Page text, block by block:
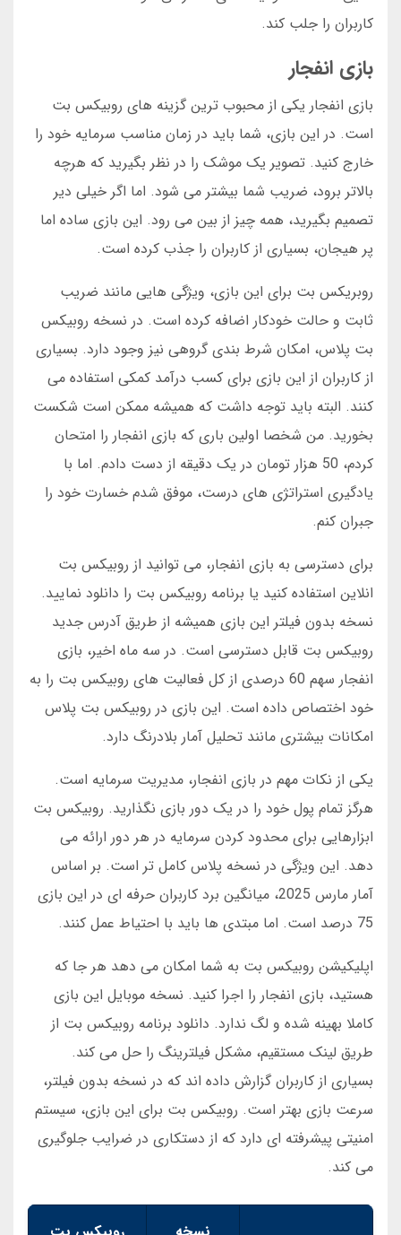
کاربران را جلب کند.
بازی انفجار
بازی انفجار یکی از محبوب ترین گزینه های روبیکس بت
است. در این بازی، شما باید در زمان مناسب سرمایه خود را
خارج کنید. تصویر یک موشک را در نظر بگیرید که هرچه
بالاتر برود، ضریب شما بیشتر می شود. اما اگر خیلی دیر
تصمیم بگیرید، همه چیز از بین می رود. این بازی ساده اما
پر هیجان، بسیاری از کاربران را جذب کرده است.
روبریکس بت برای این بازی، ویژگی هایی مانند ضریب
ثابت و حالت خودکار اضافه کرده است. در نسخه روبیکس
بت پلاس، امکان شرط بندی گروهی نیز وجود دارد. بسیاری
از کاربران از این بازی برای کسب درآمد کمکی استفاده می
کنند. البته باید توجه داشت که همیشه ممکن است شکست
بخورید. من شخصا اولین باری که بازی انفجار را امتحان
کردم، 50 هزار تومان در یک دقیقه از دست دادم. اما با
یادگیری استراتژی های درست، موفق شدم خسارت خود را
جبران کنم.
برای دسترسی به بازی انفجار، می توانید از روبیکس بت
انلاین استفاده کنید یا برنامه روبیکس بت را دانلود نمایید.
نسخه بدون فیلتر این بازی همیشه از طریق آدرس جدید
روبیکس بت قابل دسترسی است. در سه ماه اخیر، بازی
انفجار سهم 60 درصدی از کل فعالیت های روبیکس بت را به
خود اختصاص داده است. این بازی در روبیکس بت پلاس
امکانات بیشتری مانند تحلیل آمار بلادرنگ دارد.
یکی از نکات مهم در بازی انفجار، مدیریت سرمایه است.
هرگز تمام پول خود را در یک دور بازی نگذارید. روبیکس بت
ابزارهایی برای محدود کردن سرمایه در هر دور ارائه می
دهد. این ویژگی در نسخه پلاس کامل تر است. بر اساس
آمار مارس 2025، میانگین برد کاربران حرفه ای در این بازی
75 درصد است. اما مبتدی ها باید با احتیاط عمل کنند.
اپلیکیشن روبیکس بت به شما امکان می دهد هر جا که
هستید، بازی انفجار را اجرا کنید. نسخه موبایل این بازی
کاملا بهینه شده و لگ ندارد. دانلود برنامه روبیکس بت از
طریق لینک مستقیم، مشکل فیلترینگ را حل می کند.
بسیاری از کاربران گزارش داده اند که در نسخه بدون فیلتر،
سرعت بازی بهتر است. روبیکس بت برای این بازی، سیستم
امنیتی پیشرفته ای دارد که از دستکاری در ضرایب جلوگیری
می کند.